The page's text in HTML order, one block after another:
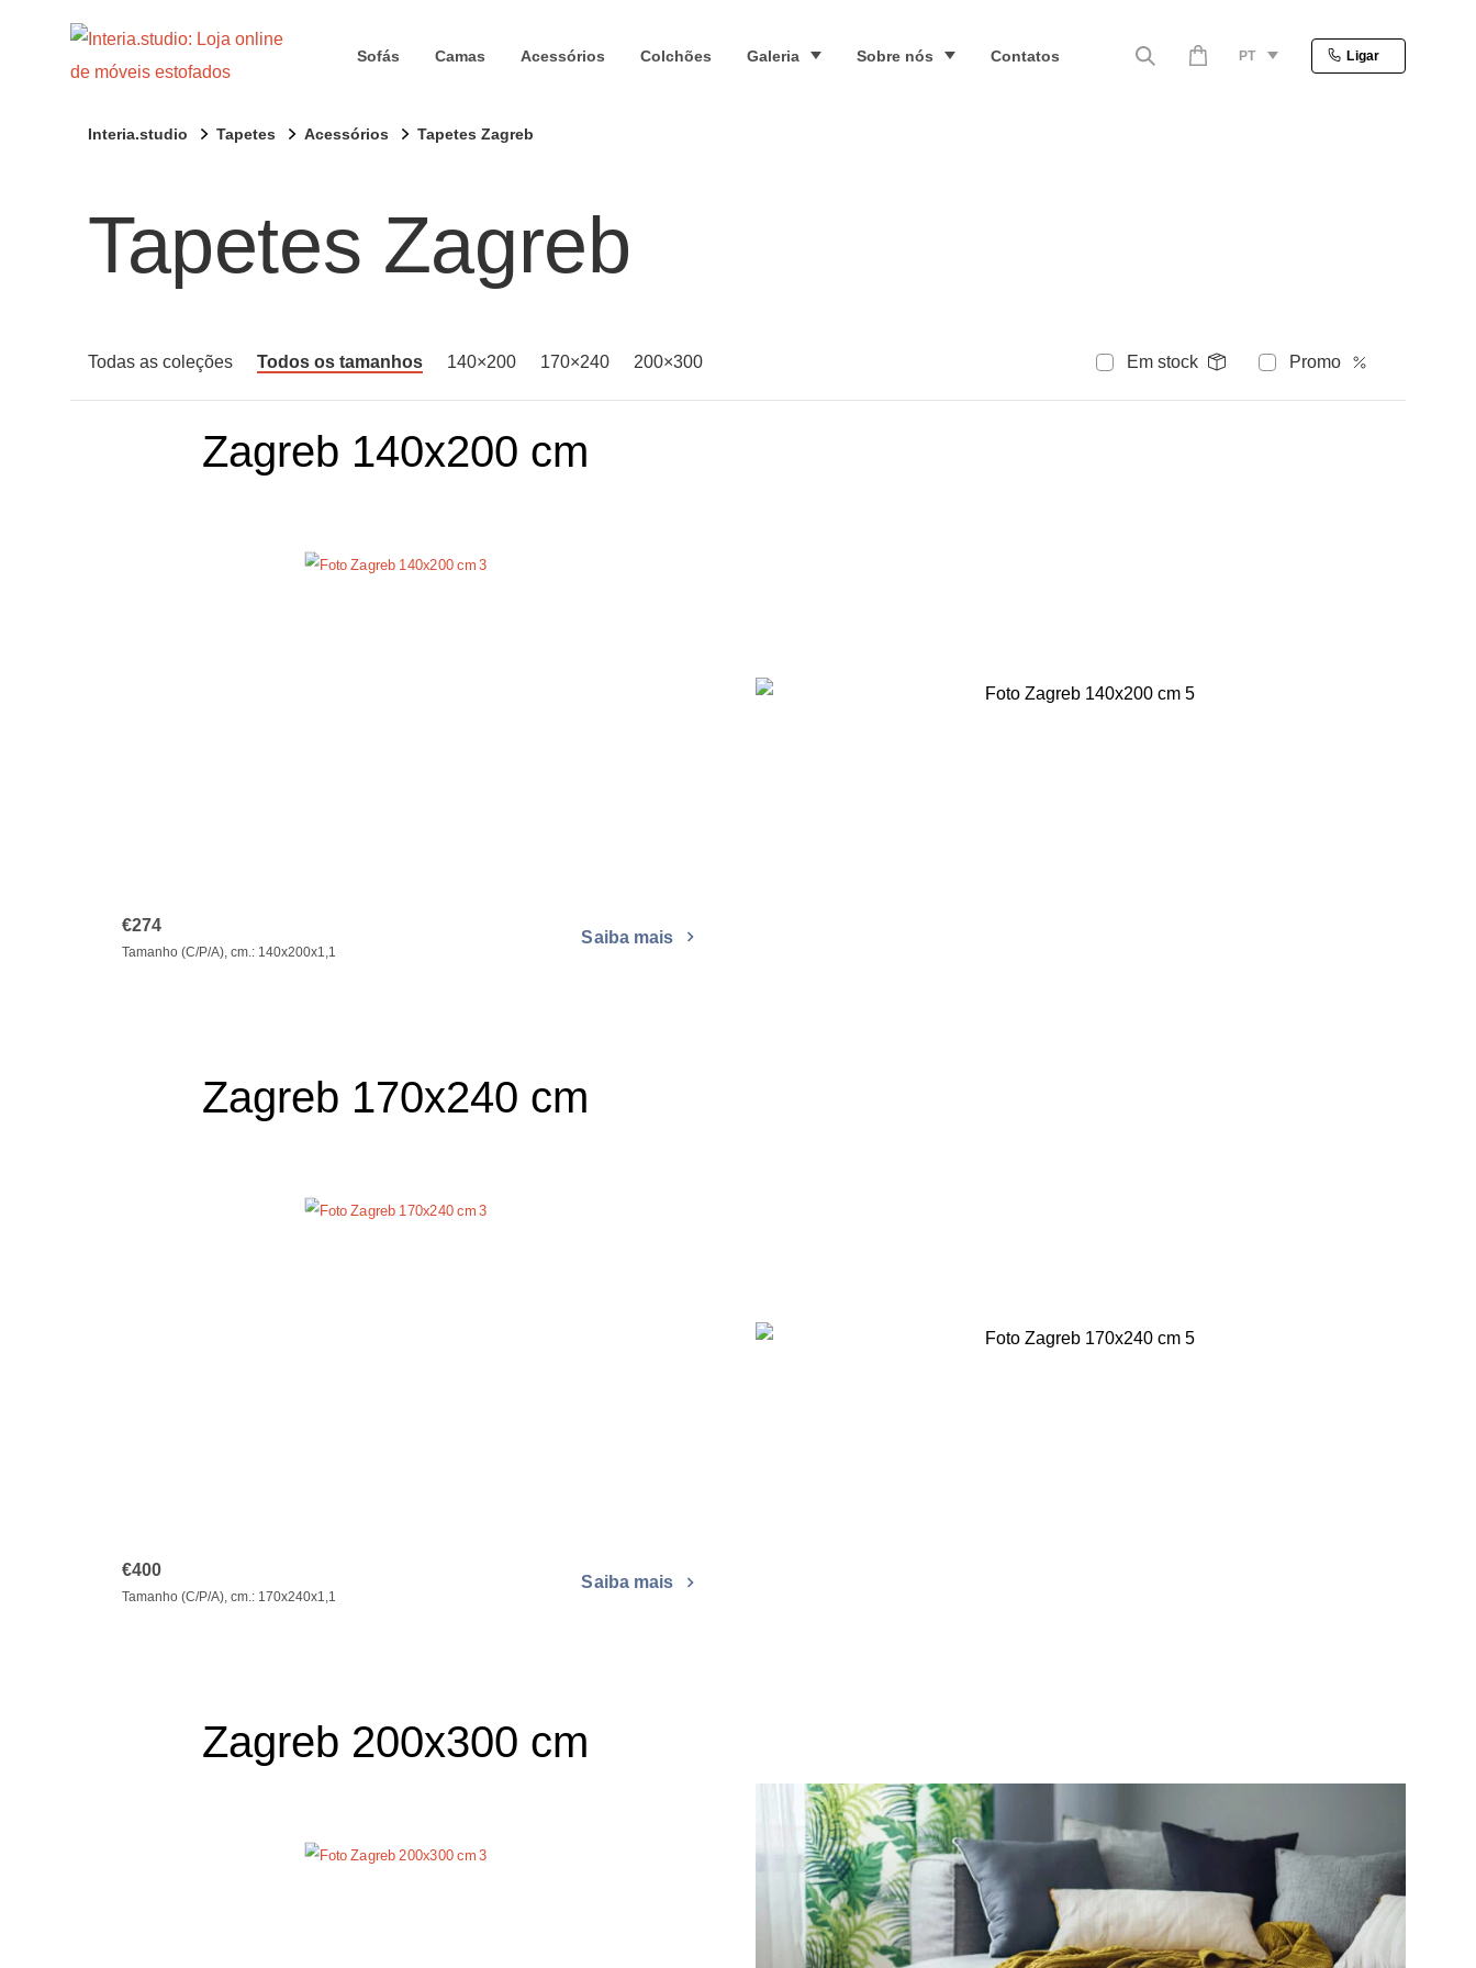
Sofás Camas Acessórios Colchões Galeria Sobre nós Contatos PT Ligar
Interia.studio Tapetes Acessórios Tapetes Zagreb
Tapetes Zagreb
Todas as coleções Todos os tamanhos 140×200 170×240 200×300 Em stock Promo
Zagreb 140x200 cm
€274
Tamanho (C/P/A), cm.: 140x200x1,1
Saiba mais
Zagreb 170x240 cm
€400
Tamanho (C/P/A), cm.: 170x240x1,1
Saiba mais
Zagreb 200x300 cm